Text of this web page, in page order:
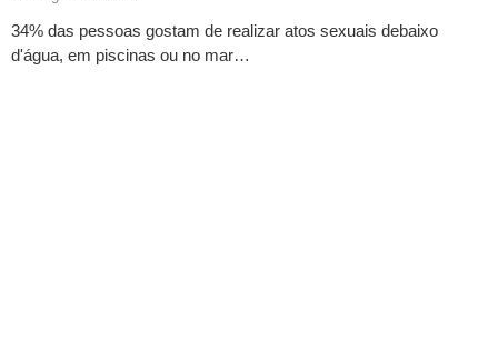
34% das pessoas gostam de realizar atos sexuais debaixo
d'água, em piscinas ou no mar…